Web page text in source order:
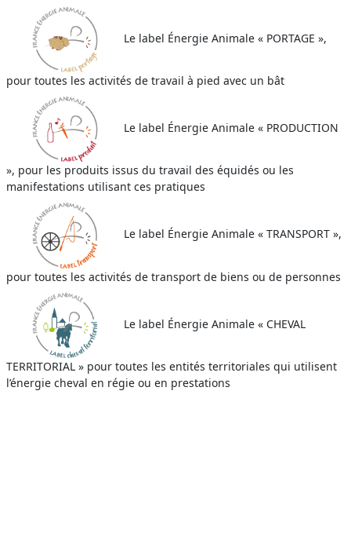
Le label Énergie Animale « PORTAGE »,
pour toutes les activités de travail à pied avec un bât
Le label Énergie Animale « PRODUCTION
», pour les produits issus du travail des équidés ou les
manifestations utilisant ces pratiques
Le label Énergie Animale « TRANSPORT »,
pour toutes les activités de transport de biens ou de personnes
Le label Énergie Animale « CHEVAL
TERRITORIAL » pour toutes les entités territoriales qui utilisent
l’énergie cheval en régie ou en prestations